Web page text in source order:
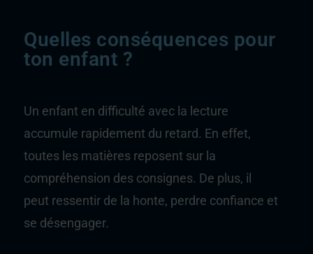
Quelles conséquences pour
ton enfant ?
Un enfant en difficulté avec la lecture
accumule rapidement du retard. En effet,
toutes les matières reposent sur la
compréhension des consignes. De plus, il
peut ressentir de la honte, perdre confiance et
se désengager.